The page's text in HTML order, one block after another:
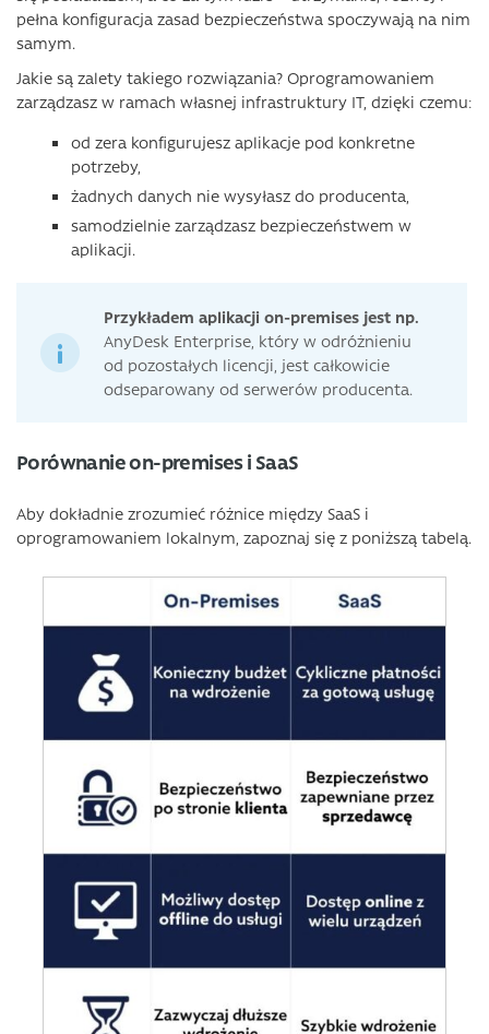
pełna konfiguracja zasad bezpieczeństwa spoczywają na nim
samym.
Jakie są zalety takiego rozwiązania? Oprogramowaniem
zarządzasz w ramach własnej infrastruktury IT, dzięki czemu:
od zera konfigurujesz aplikacje pod konkretne
potrzeby,
żadnych danych nie wysyłasz do producenta,
samodzielnie zarządzasz bezpieczeństwem w
aplikacji.
Przykładem aplikacji on-premises jest np.
AnyDesk Enterprise, który w odróżnieniu
od pozostałych licencji, jest całkowicie
odseparowany od serwerów producenta.
Porównanie on-premises i SaaS
Aby dokładnie zrozumieć różnice między SaaS i
oprogramowaniem lokalnym, zapoznaj się z poniższą tabelą.